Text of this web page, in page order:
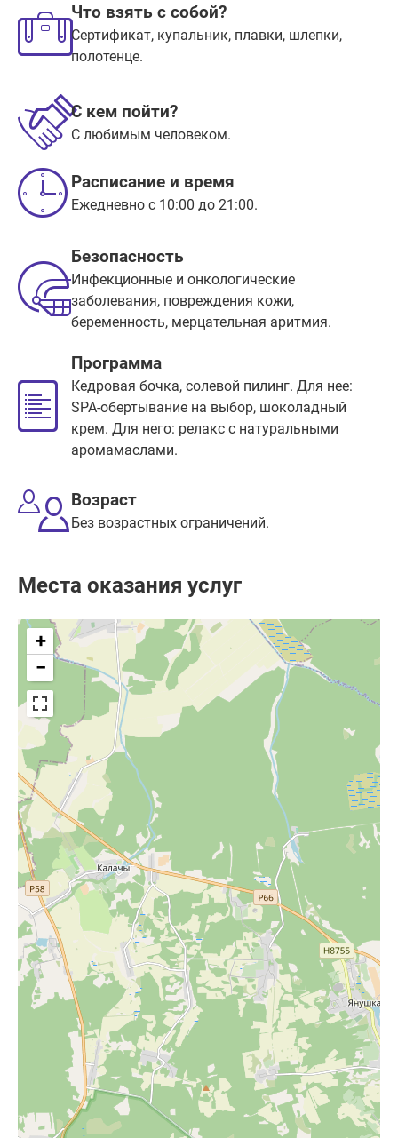
Что взять с собой?
Сертификат, купальник, плавки, шлепки,
полотенце.
С кем пойти?
С любимым человеком.
Расписание и время
Ежедневно с 10:00 до 21:00.
Безопасность
Инфекционные и онкологические
заболевания, повреждения кожи,
беременность, мерцательная аритмия.
Программа
Кедровая бочка, солевой пилинг. Для нее:
SPA-обертывание на выбор, шоколадный
крем. Для него: релакс с натуральными
аромамаслами.
Возраст
Без возрастных ограничений.
Места оказания услуг
+
−